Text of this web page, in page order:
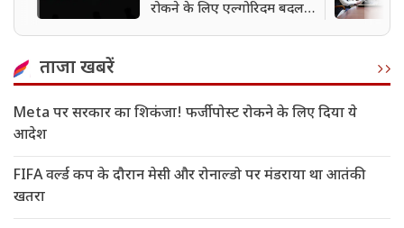
रोकने के लिए एल्गोरिदम बदलने
ताजा खबरें
Meta पर सरकार का शिकंजा! फर्जी पोस्ट रोकने के लिए दिया ये
आदेश
FIFA वर्ल्ड कप के दौरान मेसी और रोनाल्डो पर मंडराया था आतंकी
खतरा